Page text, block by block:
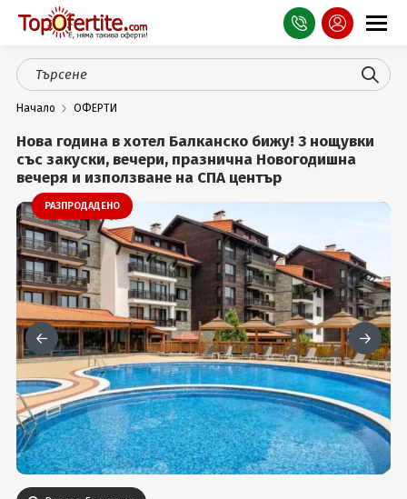
Оферти
СПА
Планина
Море
Чужбина
Празници
Турция
Гърция
Услуги
Вход
Начало ОФЕРТИ
Нова година в хотел Балканско бижу! 3 нощувки
със закуски, вечери, празнична Новогодишна
вечеря и използване на СПА център
РАЗПРОДАДЕНО